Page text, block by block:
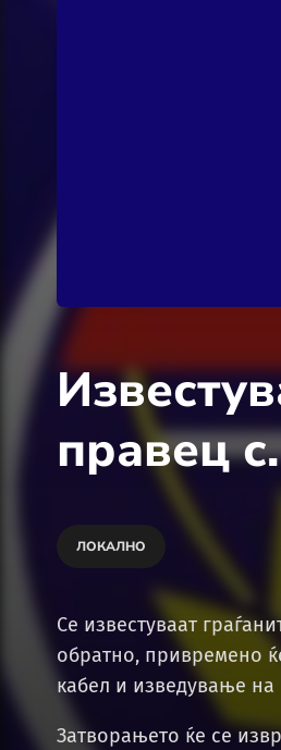
правец
ЛОКАЛНО
Се известуваат
обратно, привремено
кабел и изведување
Затворањето ќе се